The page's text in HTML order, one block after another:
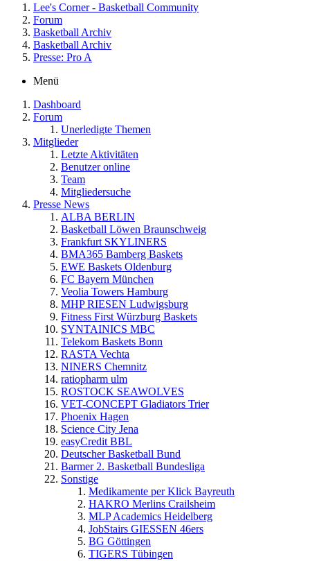
Lee's Corner - Basketball Community
Forum
Basketball Archiv
Basketball Archiv
Presse: Pro A
Menü
Dashboard
Forum
Unerledigte Themen
Mitglieder
Letzte Aktivitäten
Benutzer online
Team
Mitgliedersuche
Presse News
ALBA BERLIN
Basketball Löwen Braunschweig
Frankfurt SKYLINERS
BMA365 Bamberg Baskets
EWE Baskets Oldenburg
FC Bayern München
Veolia Towers Hamburg
MHP RIESEN Ludwigsburg
Fitness First Würzburg Baskets
SYNTAINICS MBC
Telekom Baskets Bonn
RASTA Vechta
NINERS Chemnitz
ratiopharm ulm
ROSTOCK SEAWOLVES
VET-CONCEPT Gladiators Trier
Phoenix Hagen
Science City Jena
easyCredit BBL
Deutscher Basketball Bund
Barmer 2. Basketball Bundesliga
Sonstige
Medikamente per Klick Bayreuth
HAKRO Merlins Crailsheim
MLP Academics Heidelberg
JobStairs GIESSEN 46ers
BG Göttingen
TIGERS Tübingen